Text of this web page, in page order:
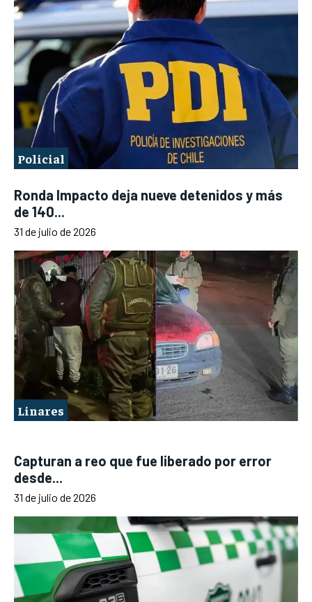
Policial
Ronda Impacto deja nueve detenidos y más
de 140...
31 de julio de 2026
Linares
Capturan a reo que fue liberado por error
desde...
31 de julio de 2026